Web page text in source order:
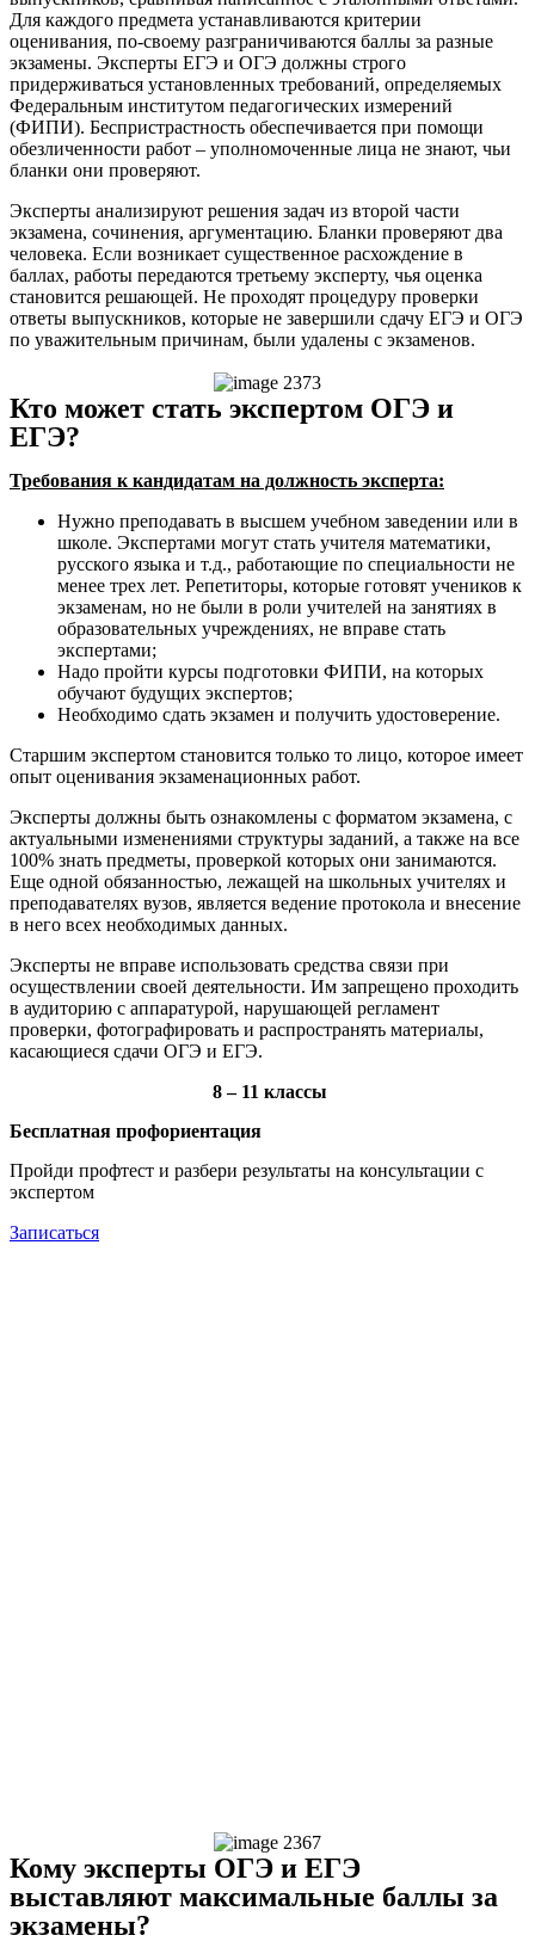
Для каждого предмета устанавливаются критерии
оценивания, по-своему разграничиваются баллы за разные
экзамены. Эксперты ЕГЭ и ОГЭ должны строго
придерживаться установленных требований, определяемых
Федеральным институтом педагогических измерений
(ФИПИ). Беспристрастность обеспечивается при помощи
обезличенности работ – уполномоченные лица не знают, чьи
бланки они проверяют.
Эксперты анализируют решения задач из второй части
экзамена, сочинения, аргументацию. Бланки проверяют два
человека. Если возникает существенное расхождение в
баллах, работы передаются третьему эксперту, чья оценка
становится решающей. Не проходят процедуру проверки
ответы выпускников, которые не завершили сдачу ЕГЭ и ОГЭ
по уважительным причинам, были удалены с экзаменов.
Кто может стать экспертом ОГЭ и
ЕГЭ?
Требования к кандидатам на должность эксперта:
Нужно преподавать в высшем учебном заведении или в
школе. Экспертами могут стать учителя математики,
русского языка и т.д., работающие по специальности не
менее трех лет. Репетиторы, которые готовят учеников к
экзаменам, но не были в роли учителей на занятиях в
образовательных учреждениях, не вправе стать
экспертами;
Надо пройти курсы подготовки ФИПИ, на которых
обучают будущих экспертов;
Необходимо сдать экзамен и получить удостоверение.
Старшим экспертом становится только то лицо, которое имеет
опыт оценивания экзаменационных работ.
Эксперты должны быть ознакомлены с форматом экзамена, с
актуальными изменениями структуры заданий, а также на все
100% знать предметы, проверкой которых они занимаются.
Еще одной обязанностью, лежащей на школьных учителях и
преподавателях вузов, является ведение протокола и внесение
в него всех необходимых данных.
Эксперты не вправе использовать средства связи при
осуществлении своей деятельности. Им запрещено проходить
в аудиторию с аппаратурой, нарушающей регламент
проверки, фотографировать и распространять материалы,
касающиеся сдачи ОГЭ и ЕГЭ.
8 – 11 классы
Бесплатная профориентация
Пройди профтест и разбери результаты на консультации с
экспертом
Записаться
Кому эксперты ОГЭ и ЕГЭ
выставляют максимальные баллы за
экзамены?